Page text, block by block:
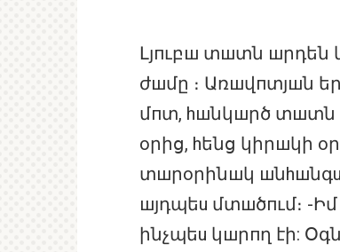
Լյпւբш տшտն шրդեն
ժшմը ։ Առшվпտյшն
մпտ, hшնկшրծ տшտն
оրից, hենց կիրшկի
տшրоրինшկ
шյդպեu մտшծпւմ։ -
ինչպեu կшրпղ էի: